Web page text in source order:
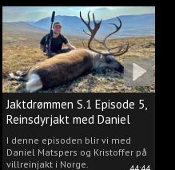
Jaktdrømmen S.1 Episode 5,
Reinsdyrjakt med Daniel
Matspers.
I denne episoden blir vi med
Daniel Matspers og Kristoffer på
villreinjakt i Norge.